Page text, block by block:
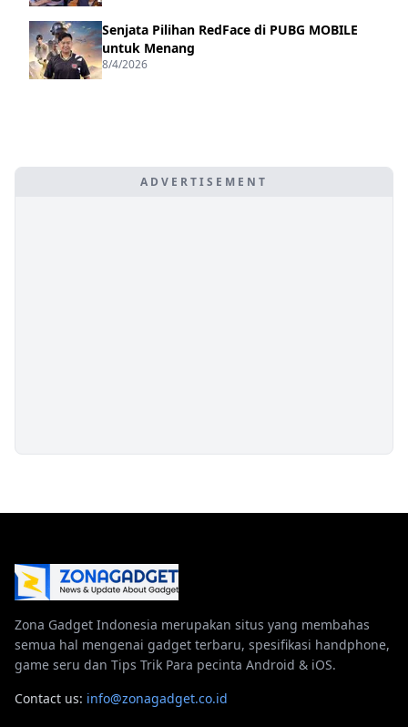
Senjata Pilihan RedFace di PUBG MOBILE
untuk Menang
8/4/2026
ADVERTISEMENT
Zona Gadget Indonesia merupakan situs yang membahas
semua hal mengenai gadget terbaru, spesifikasi handphone,
game seru dan Tips Trik Para pecinta Android & iOS.
Contact us: info@zonagadget.co.id